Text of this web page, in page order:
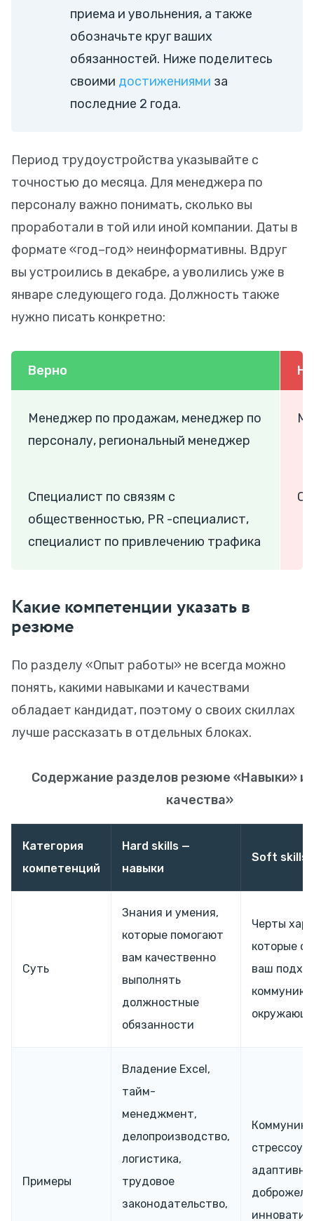
приема и увольнения, а также
обозначьте круг ваших
обязанностей. Ниже поделитесь
своими достижениями за
последние 2 года.
Период трудоустройства указывайте с
точностью до месяца. Для менеджера по
персоналу важно понимать, сколько вы
проработали в той или иной компании. Даты в
формате «год–год» неинформативны. Вдруг
вы устроились в декабре, а уволились уже в
январе следующего года. Должность также
нужно писать конкретно:
Верно
Менеджер по продажам, менеджер по
персоналу, региональный менеджер
Специалист по связям с
общественностью, PR -специалист,
специалист по привлечению трафика
Какие компетенции указать в
резюме
По разделу «Опыт работы» не всегда можно
понять, какими навыками и качествами
обладает кандидат, поэтому о своих скиллах
лучше рассказать в отдельных блоках.
Содержание разделов резюме «Навыки» и
качества»
Категория
компетенций
Hard skills —
навыки
Soft skills
Суть
Знания и умения,
которые помогают
вам качественно
выполнять
должностные
обязанности
Черты
которые
ваш
Примеры
Владение Excel,
тайм-
менеджмент,
делопроизводство,
логистика,
трудовое
законодательство,